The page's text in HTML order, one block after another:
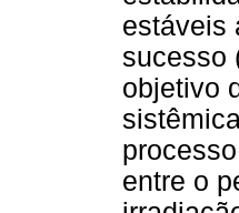
estáveis
sucesso
objetivo
entre o